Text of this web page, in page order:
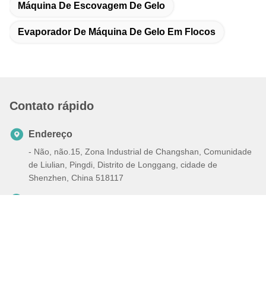
Máquina De Escovagem De Gelo
Evaporador De Máquina De Gelo Em Flocos
Contato rápido
Endereço
- Não, não.15, Zona Industrial de Changshan, Comunidade
de Liulian, Pingdi, Distrito de Longgang, cidade de
Shenzhen, China 518117